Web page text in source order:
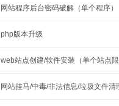
网站程序后台密码破解（单个程序）
php版本升级
web站点创建/软件安装（单个站点
网站挂马/中毒/非法信息/垃圾文件清